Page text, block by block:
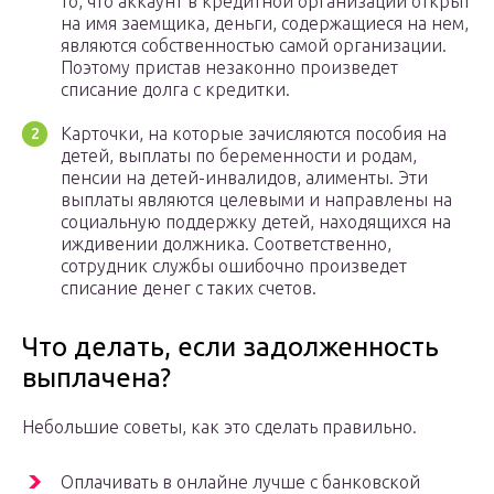
на имя заемщика, деньги, содержащиеся на нем,
являются собственностью самой организации.
Поэтому пристав незаконно произведет
списание долга с кредитки.
Карточки, на которые зачисляются пособия на
детей, выплаты по беременности и родам,
пенсии на детей-инвалидов, алименты. Эти
выплаты являются целевыми и направлены на
социальную поддержку детей, находящихся на
иждивении должника. Соответственно,
сотрудник службы ошибочно произведет
списание денег с таких счетов.
Что делать, если задолженность
выплачена?
Небольшие советы, как это сделать правильно.
Оплачивать в онлайне лучше с банковской